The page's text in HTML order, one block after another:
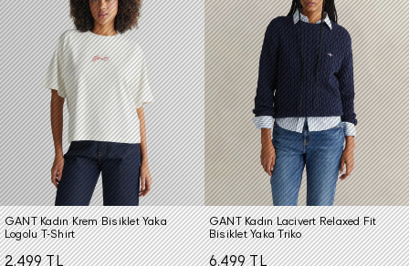
GANT Kadın Krem Bisiklet Yaka
Logolu T-Shirt
2.499 TL
GANT Kadın Lacivert Relaxed Fit
Bisiklet Yaka Triko
6.499 TL